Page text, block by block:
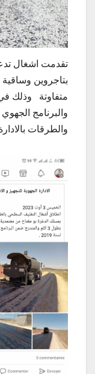
تقدمت اشغال
بتاجروين
متفاوتة وذلك في
والبرنامج
والطرقات